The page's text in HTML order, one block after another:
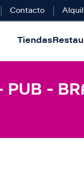
Contacto
Tiendas
PUB -